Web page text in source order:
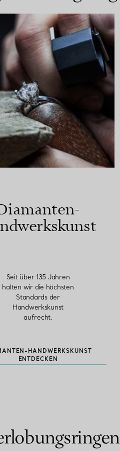
Seit über 135 Jahren
halten wir die höchsten
Standards der
Handwerkskunst
aufrecht.
HANDWERKSKUNST
ENTDECKEN